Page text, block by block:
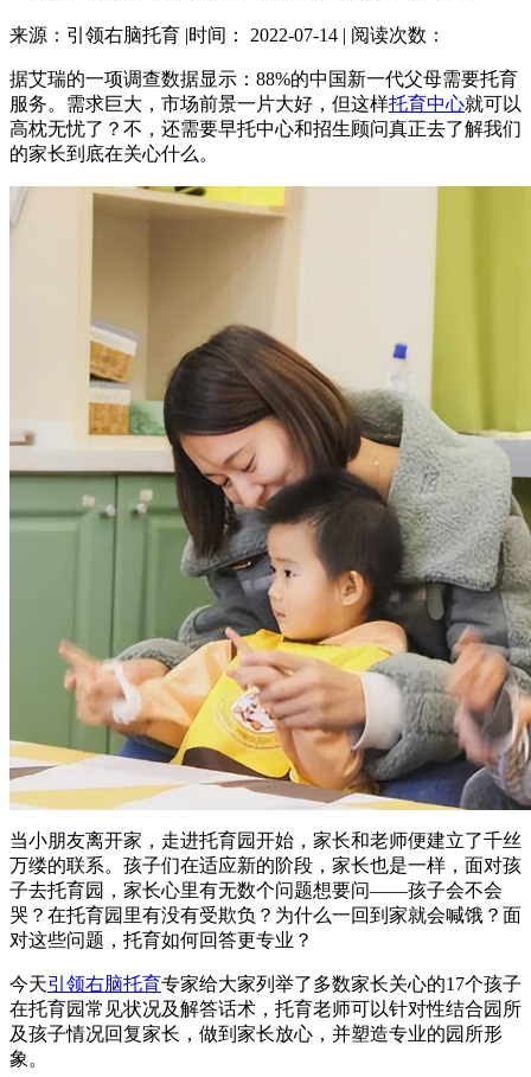
来源：引领右脑托育 |时间： 2022-07-14 | 阅读次数：
据艾瑞的一项调查数据显示：88%的中国新一代父母需要托育
服务。需求巨大，市场前景一片大好，但这样托育中心就可以
高枕无忧了？不，还需要早托中心和招生顾问真正去了解我们
的家长到底在关心什么。
当小朋友离开家，走进托育园开始，家长和老师便建立了千丝
万缕的联系。孩子们在适应新的阶段，家长也是一样，面对孩
子去托育园，家长心里有无数个问题想要问——孩子会不会
哭？在托育园里有没有受欺负？为什么一回到家就会喊饿？面
对这些问题，托育如何回答更专业？
今天引领右脑托育专家给大家列举了多数家长关心的17个孩子
在托育园常见状况及解答话术，托育老师可以针对性结合园所
及孩子情况回复家长，做到家长放心，并塑造专业的园所形
象。